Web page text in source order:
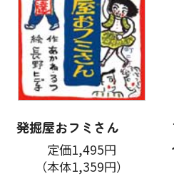
発掘屋おフミさん
定価1,495円
（本体1,359円）